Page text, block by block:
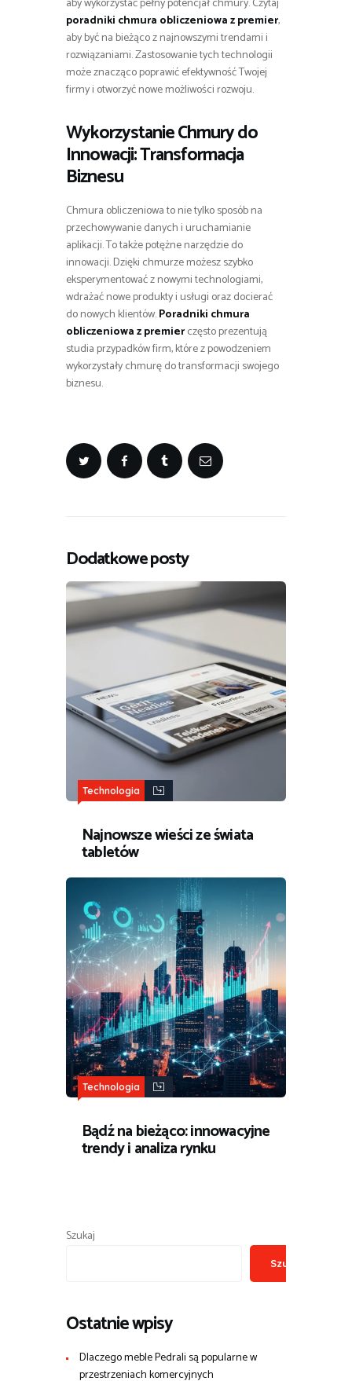
poradniki chmura obliczeniowa z premier,
aby być na bieżąco z najnowszymi trendami i
rozwiązaniami. Zastosowanie tych technologii
może znacząco poprawić efektywność Twojej
firmy i otworzyć nowe możliwości rozwoju.
Wykorzystanie Chmury do
Innowacji: Transformacja
Biznesu
Chmura obliczeniowa to nie tylko sposób na
przechowywanie danych i uruchamianie
aplikacji. To także potężne narzędzie do
innowacji. Dzięki chmurze możesz szybko
eksperymentować z nowymi technologiami,
wdrażać nowe produkty i usługi oraz docierać
do nowych klientów.Poradniki chmura
obliczeniowa z premierczęsto prezentują
studia przypadków firm, które z powodzeniem
wykorzystały chmurę do transformacji swojego
biznesu.
Dodatkowe posty
Technologia
Najnowsze wieści ze świata
tabletów
Technologia
Bądź na bieżąco: innowacyjne
trendy i analiza rynku
Szukaj
Szukaj
Ostatnie wpisy
Dlaczego meble Pedrali są popularne w
przestrzeniach komercyjnych